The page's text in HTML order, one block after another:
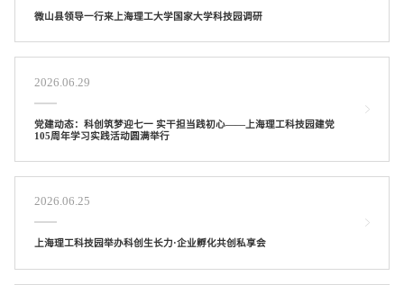
微山县领导一行来上海理工大学国家大学科技园调研
2026.06.29
党建动态：科创筑梦迎七一 实干担当践初心——上海理工科技园建党
105周年学习实践活动圆满举行
2026.06.25
上海理工科技园举办科创生长力·企业孵化共创私享会